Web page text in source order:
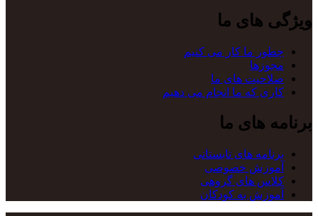
ویژگی های ما
چطور ما کار می کنیم
مجوزها
صلاحیت های ما
کاری که ما انجام می دهیم
برنامه های ما
برنامه های تابستانی
آموزش خصوصی
کلاس های گروهی
آموزش به کودکان